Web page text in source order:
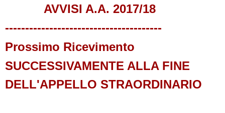
AVVISI A.A. 2017/18
---------------------------------------
Prossimo Ricevimento
SUCCESSIVAMENTE ALLA FINE
DELL'APPELLO STRAORDINARIO